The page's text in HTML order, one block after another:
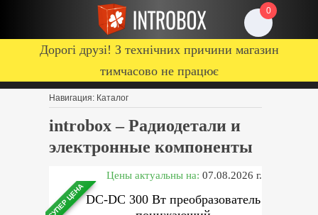
0
Дорогі друзі! З технічних причини магазин
тимчасово не працює
Навигация: Каталог
introbox – Радиодетали и
электронные компоненты
Цены актуальны на: 07.08.2026 г.
DC-DC 300 Вт преобразователь
СУПЕР ЦЕНА